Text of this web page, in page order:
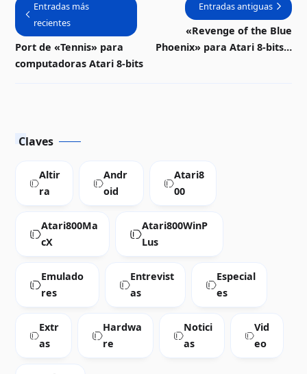
Entradas más
recientes
Port de «Tennis» para
computadoras Atari 8-bits
Entradas antiguas
«Revenge of the Blue
Phoenix» para Atari 8-bits |
Claves
Altir
ra
Andr
oid
Atari8
00
Atari800Ma
cX
Atari800WinP
Lus
Emulado
res
Entrevist
as
Especial
es
Extr
as
Hardwa
re
Notici
as
Vid
eo